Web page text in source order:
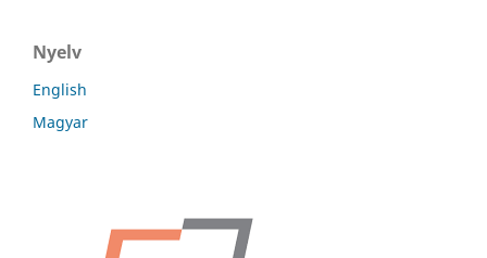
Nyelv
English
Magyar